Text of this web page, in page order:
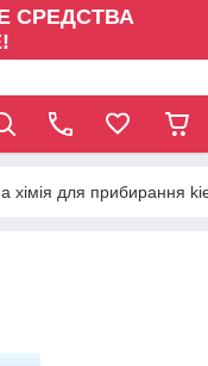
СРЕДСТВА
хімія для прибирання